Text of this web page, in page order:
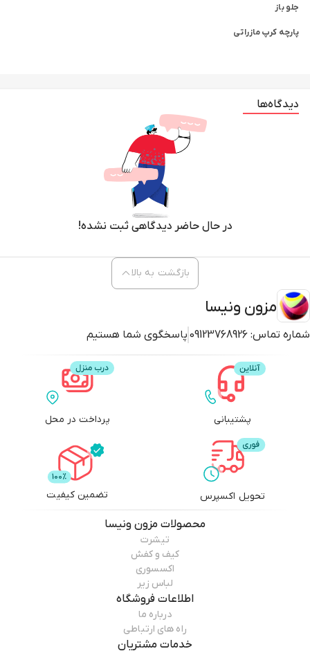
جلو باز
پارچه کرپ مازراتی
دیدگاه‌ها
در حال حاضر دیدگاهی ثبت نشده!
مزون ونیسا
شماره تماس: 09123768926 پاسخگوی شما هستیم
بازگشت به بالا
پشتیبانی پرداخت در محل
تحویل اکسپرس تضمین کیفیت
محصولات مزون ونیسا
تیشرت
کیف و کفش
اکسسوری
لباس زیر
اطلاعات فروشگاه
درباره ما
راه های ارتباطی
خدمات مشتریان